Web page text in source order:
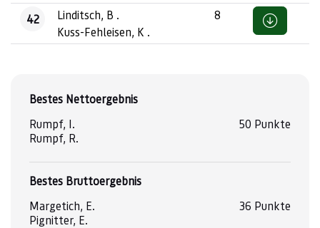
42
Linditsch, B .
Kuss-Fehleisen, K .
8
Bestes Nettoergebnis
Rumpf, I.
Rumpf, R.
50 Punkte
Bestes Bruttoergebnis
Margetich, E.
Pignitter, E.
36 Punkte